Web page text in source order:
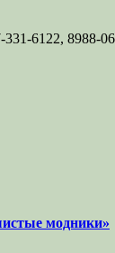
6122, 8988-
модники»